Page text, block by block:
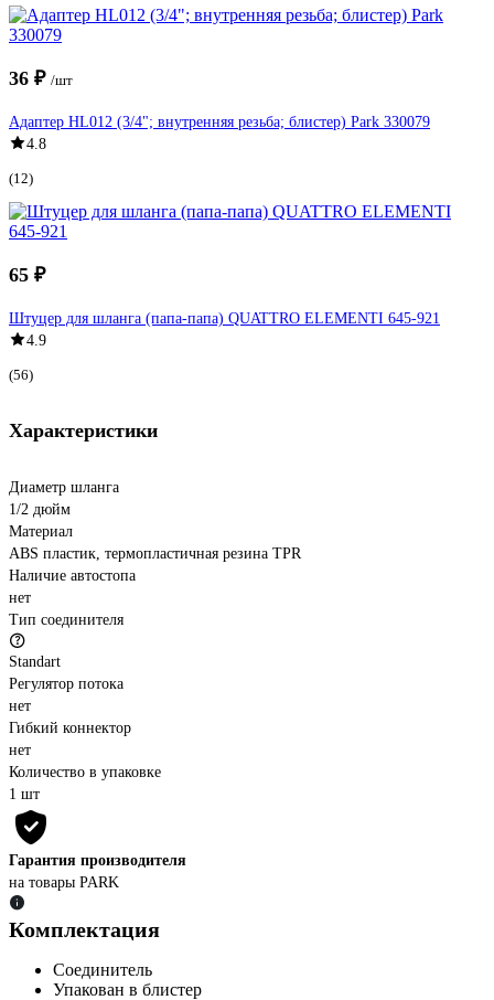
36 ₽ /шт
Адаптер HL012 (3/4"; внутренняя резьба; блистер) Park 330079
4.8
(12)
65 ₽
Штуцер для шланга (папа-папа) QUATTRO ELEMENTI 645-921
4.9
(56)
Характеристики
Диаметр шланга
1/2 дюйм
Материал
ABS пластик, термопластичная резина TPR
Наличие автостопа
нет
Тип соединителя
Standart
Регулятор потока
нет
Гибкий коннектор
нет
Количество в упаковке
1 шт
Гарантия производителя
на товары PARK
Комплектация
Соединитель
Упакован в блистер